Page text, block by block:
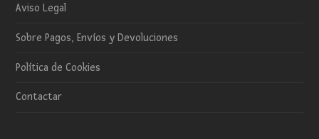
Aviso Legal
Sobre Pagos, Envíos y Devoluciones
Política de Cookies
Contactar